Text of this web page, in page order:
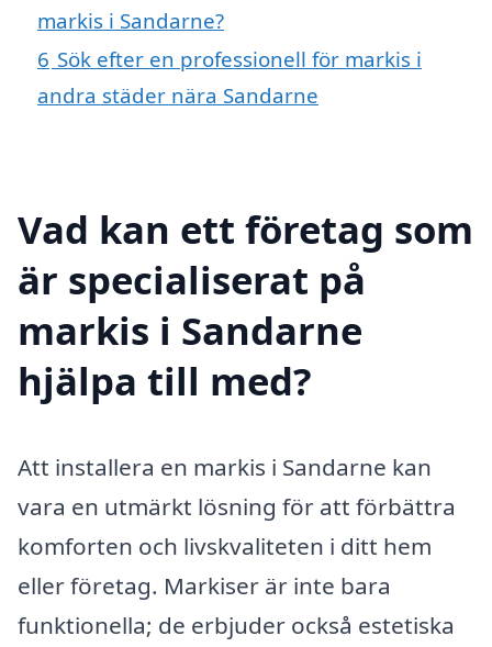
markis i Sandarne?
6 Sök efter en professionell för markis i
andra städer nära Sandarne
Vad kan ett företag som
är specialiserat på
markis i Sandarne
hjälpa till med?
Att installera en markis i Sandarne kan
vara en utmärkt lösning för att förbättra
komforten och livskvaliteten i ditt hem
eller företag. Markiser är inte bara
funktionella; de erbjuder också estetiska